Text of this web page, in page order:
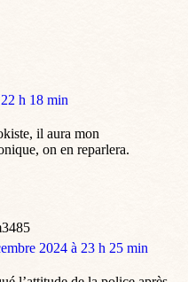
h 18 min
il aura mon
on en reparlera.
2024 à 23 h 25 min